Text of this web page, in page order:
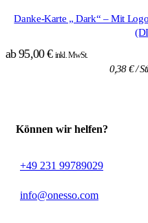
Danke-Karte „ Dark“ – Mit
ab95,00€ inkl. MwSt.
0,38€/
Können wir helfen?
+49 231 99789029
info@onesso.com